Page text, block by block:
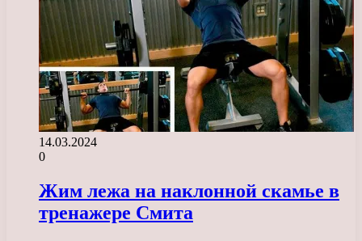
14.03.2024
0
Жим лежа на наклонной скамье в
тренажере Смита